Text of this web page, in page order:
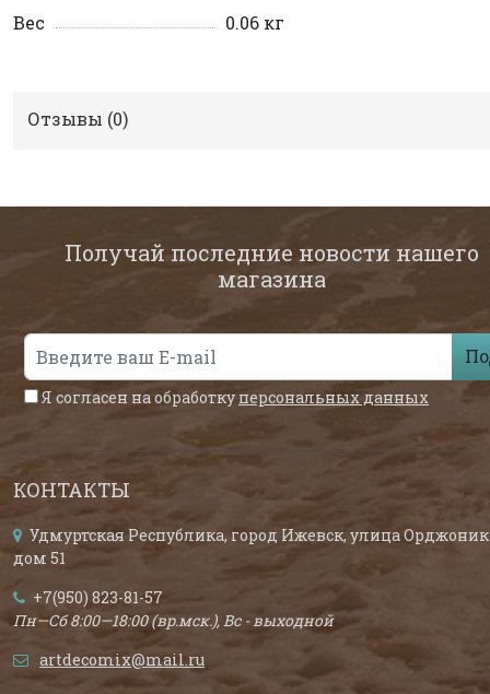
Вес
0.06 кг
Отзывы (0)
Получай последние новости нашего
магазина
Я согласен на обработку персональных данных
КОНТАКТЫ
Удмуртская Республика, город Ижевск, улица
дом 51
+7(950) 823-81-57
Пн—Сб 8:00—18:00 (вр.мск.), Вс - выходной
artdecomix@mail.ru